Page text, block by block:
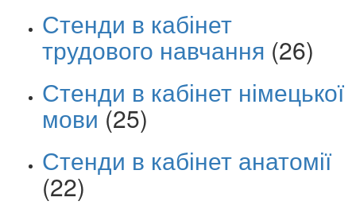
Стенди в кабінет
трудового навчання (26)
Стенди в кабінет німецької
мови (25)
Стенди в кабінет анатомії
(22)